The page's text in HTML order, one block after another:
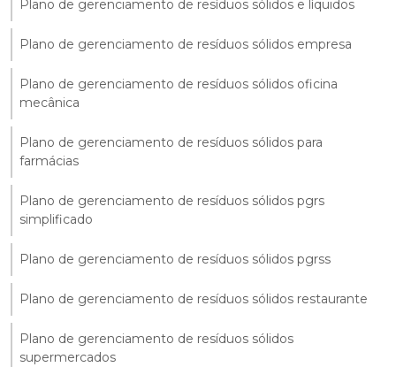
Plano de gerenciamento de resíduos sólidos e líquidos
Plano de gerenciamento de resíduos sólidos empresa
Plano de gerenciamento de resíduos sólidos oficina
mecânica
Plano de gerenciamento de resíduos sólidos para
farmácias
Plano de gerenciamento de resíduos sólidos pgrs
simplificado
Plano de gerenciamento de resíduos sólidos pgrss
Plano de gerenciamento de resíduos sólidos restaurante
Plano de gerenciamento de resíduos sólidos
supermercados